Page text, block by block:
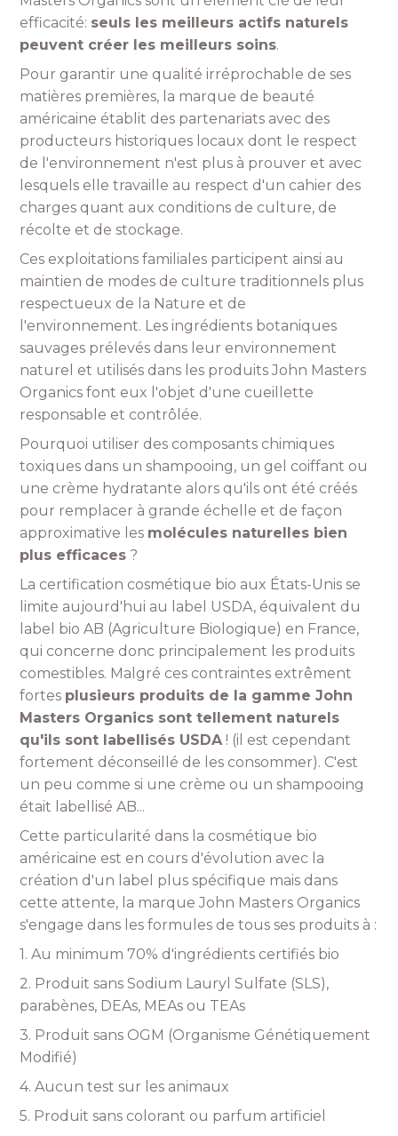
efficacité: seuls les meilleurs actifs naturels
peuvent créer les meilleurs soins.
Pour garantir une qualité irréprochable de ses
matières premières, la marque de beauté
américaine établit des partenariats avec des
producteurs historiques locaux dont le respect
de l'environnement n'est plus à prouver et avec
lesquels elle travaille au respect d'un cahier des
charges quant aux conditions de culture, de
récolte et de stockage.
Ces exploitations familiales participent ainsi au
maintien de modes de culture traditionnels plus
respectueux de la Nature et de
l'environnement. Les ingrédients botaniques
sauvages prélevés dans leur environnement
naturel et utilisés dans les produits John Masters
Organics font eux l'objet d'une cueillette
responsable et contrôlée.
Pourquoi utiliser des composants chimiques
toxiques dans un shampooing, un gel coiffant ou
une crème hydratante alors qu'ils ont été créés
pour remplacer à grande échelle et de façon
approximative les molécules naturelles bien
plus efficaces ?
La certification cosmétique bio aux États-Unis se
limite aujourd'hui au label USDA, équivalent du
label bio AB (Agriculture Biologique) en France,
qui concerne donc principalement les produits
comestibles. Malgré ces contraintes extrêment
fortes plusieurs produits de la gamme John
Masters Organics sont tellement naturels
qu'ils sont labellisés USDA! (il est cependant
fortement déconseillé de les consommer). C'est
un peu comme si une crème ou un shampooing
était labellisé AB...
Cette particularité dans la cosmétique bio
américaine est en cours d'évolution avec la
création d'un label plus spécifique mais dans
cette attente, la marque John Masters Organics
s'engage dans les formules de tous ses produits à :
1. Au minimum 70% d'ingrédients certifiés bio
2. Produit sans Sodium Lauryl Sulfate (SLS),
parabènes, DEAs, MEAs ou TEAs
3. Produit sans OGM (Organisme Génétiquement
Modifié)
4. Aucun test sur les animaux
5. Produit sans colorant ou parfum artificiel